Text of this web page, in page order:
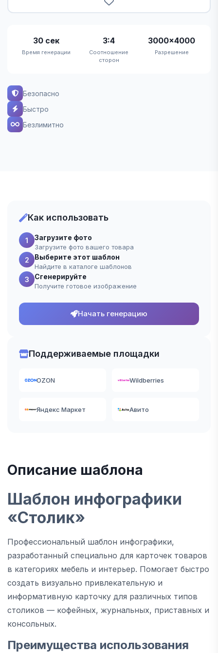
30 сек
Время генерации
3:4
Соотношение
сторон
3000×4000
Разрешение
Безопасно
Быстро
Безлимитно
Описание шаблона
Шаблон инфографики
«Столик»
Профессиональный шаблон инфографики,
разработанный специально для карточек товаров
в категориях мебель и интерьер. Помогает быстро
создать визуально привлекательную и
информативную карточку для различных типов
столиков — кофейных, журнальных, приставных и
консольных.
Преимущества использования
Как использовать
1 Загрузите фото
Загрузите фото вашего товара
2 Выберите этот шаблон
Найдите в каталоге шаблонов
3 Сгенерируйте
Получите готовое изображение
Начать генерацию
Поддерживаемые площадки
OZON Wildberries
Яндекс Маркет Авито